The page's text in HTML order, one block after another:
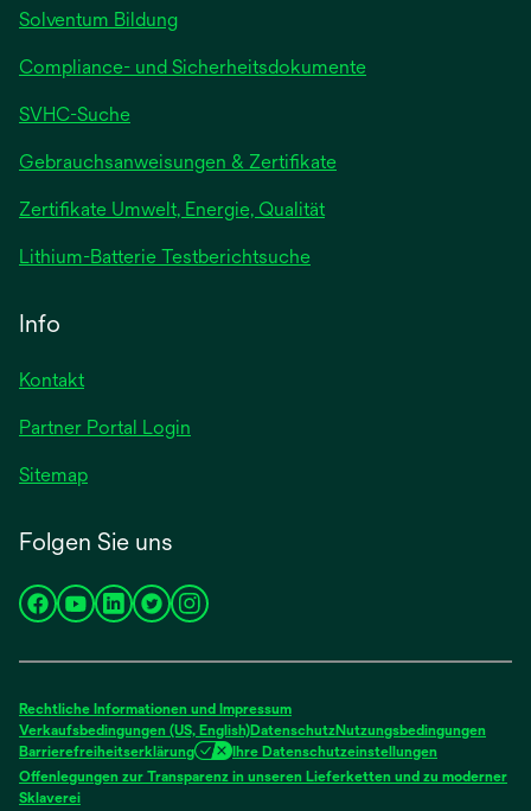
Solventum Bildung
Compliance- und Sicherheitsdokumente
SVHC-Suche
Gebrauchsanweisungen & Zertifikatewird
Zertifikate Umwelt, Energie, Qualität
Lithium-Batterie Testberichtsuchewird
Info
Kontakt
Partner Portal Login
Sitemap
Folgen Sie uns
wird
neuen
Registerkarte
geöffnet
wird
neuen
Registerkarte
geöffnet
wird
neuen
Registerkarte
geöffnet
wird
neuen
Registerkarte
geöffnet
wird
neuen
Registerkarte
geöffnet
Rechtliche Informationen und Impressum
Verkaufsbedingungen (US, English)DatenschutzNutzungsbedingungen
Barrierefreiheitserklärung
Ihre Datenschutzeinstellungen
Offenlegungen zur Transparenz in unseren Lieferketten und zu moderner
Sklavereiwird